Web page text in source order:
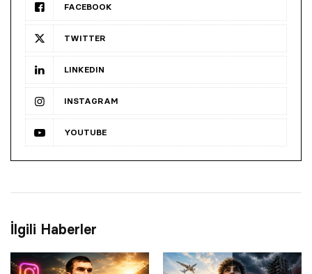
FACEBOOK
TWITTER
LINKEDIN
INSTAGRAM
YOUTUBE
İlgili Haberler